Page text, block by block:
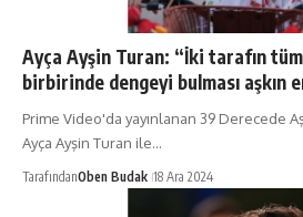
Ayça Ayşin Turan: “İki tarafın
birbirinde dengeyi bulması aşkın
Prime Video'da yayınlanan 39 Derecede
Ayça Ayşin Turan ile…
TarafındanOben Budak 18 Ara 2024